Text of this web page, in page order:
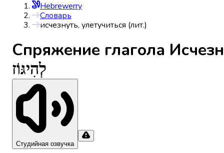
Hebrewerry
Словарь
исчезнуть, улетучиться (лит.)
Спряжениe глагола
לְהִיגּוֹז
Студийная озвучка